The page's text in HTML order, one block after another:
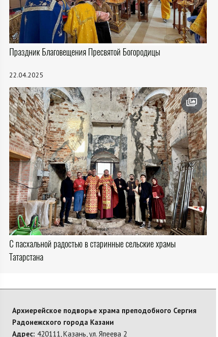
Праздник Благовещения Пресвятой Богородицы
22.04.2025
С пасхальной радостью в старинные сельские храмы
Татарстана
Архиерейское подворье храма преподобного Сергия
Радонежского города Казани
Адрес: 420111, Казань, ул. Япеева 2